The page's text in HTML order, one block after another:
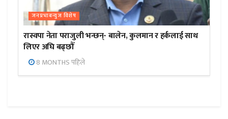
जनप्रभाबन्युज विशेष
रास्वपा नेता पराजुली भन्छन्- बालेन, कुलमान र हर्कलाई साथ
लिएर अघि बढ्छौँ
8 MONTHS पहिले